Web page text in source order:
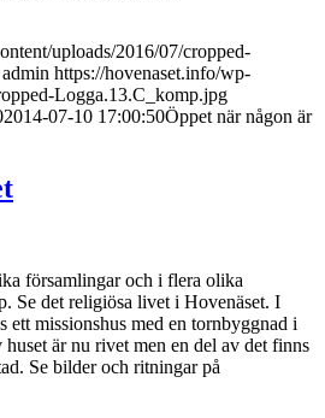
uploads/2016/07/cropped-
admin https://hovenaset.info/wp-
Logga.13.C_komp.jpg
2014-07-10 17:00:50Öppet när någon är
församlingar och i flera olika
Se det religiösa livet i Hovenäset. I
ett missionshus med en tornbyggnad i
är nu rivet men en del av det finns
Se bilder och ritningar på